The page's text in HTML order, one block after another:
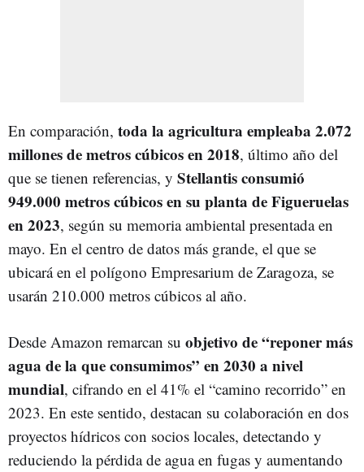
En comparación, toda la agricultura empleaba 2.072
millones de metros cúbicos en 2018, último año del
que se tienen referencias, y Stellantis consumió
949.000 metros cúbicos en su planta de Figueruelas
en 2023, según su memoria ambiental presentada en
mayo. En el centro de datos más grande, el que se
ubicará en el polígono Empresarium de Zaragoza, se
usarán 210.000 metros cúbicos al año.
Desde Amazon remarcan su objetivo de “reponer más
agua de la que consumimos” en 2030 a nivel
mundial, cifrando en el 41% el “camino recorrido” en
2023. En este sentido, destacan su colaboración en dos
proyectos hídricos con socios locales, detectando y
reduciendo la pérdida de agua en fugas y aumentando